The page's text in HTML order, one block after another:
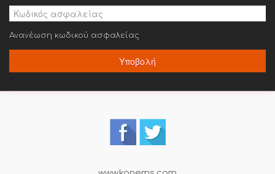
Ανανέωση κωδικού ασφαλείας
Υποβολή